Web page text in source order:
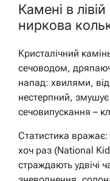
Камені в
ниркова
Кристалічний
сечоводом,
напад: хвилями, від
нестерпний, змушує
сечовипускання –
Статистика
хоч раз (National
страждають удвічі